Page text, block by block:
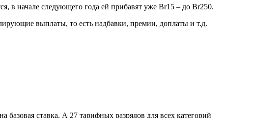
в начале следующего года ей прибавят уже Br15 – до Br250.
выплаты, то есть надбавки, премии, доплаты и т.д.
ставка. А 27 тарифных разрядов для всех категорий